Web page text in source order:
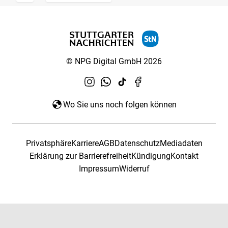
© NPG Digital GmbH 2026
Wo Sie uns noch folgen können
PrivatsphäreKarriereAGBDatenschutzMediadaten
Erklärung zur BarrierefreiheitKündigungKontakt
ImpressumWiderruf